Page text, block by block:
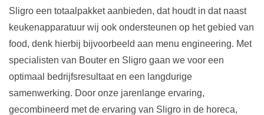
Sligro een totaalpakket aanbieden, dat houdt in dat naast
keukenapparatuur wij ook ondersteunen op het gebied van
food, denk hierbij bijvoorbeeld aan menu engineering. Met
specialisten van Bouter en Sligro gaan we voor een
optimaal bedrijfsresultaat en een langdurige
samenwerking. Door onze jarenlange ervaring,
gecombineerd met de ervaring van Sligro in de horeca,